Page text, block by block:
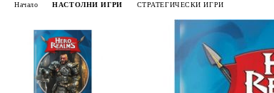
Начало НАСТОЛНИ ИГРИ СТРАТЕГИЧЕСКИ ИГРИ